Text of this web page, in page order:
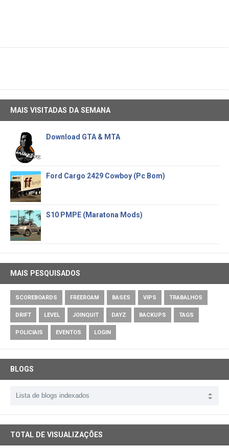
MAIS VISITADAS DA SEMANA
Download GTA & MTA
Ford Cargo 2429 Cowboy (Pc Bom)
S10 PMPE (Maratona Mods)
MAIS PESQUISADOS
SCOREBOARDS FREEROAM BASES VIPS TRABALHOS
DRIFT LEVEL JOINQUIT DAYZ BACKUPS TAGS
POLICIAIS EVENTOS LOGIN
BLOGS
TOTAL DE VISUALIZAÇÕES